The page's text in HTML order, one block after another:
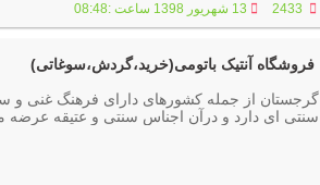
2433 13 شهریور 1398 ساعت :08:48
فروشگاه آنتیک باتومی(خرید،گردش،سوغاتی)
گرجستان از جمله کشورهای دارای فرهنگ غنی و
سنتی ای دارد و درآن اجناس سنتی و عتیقه